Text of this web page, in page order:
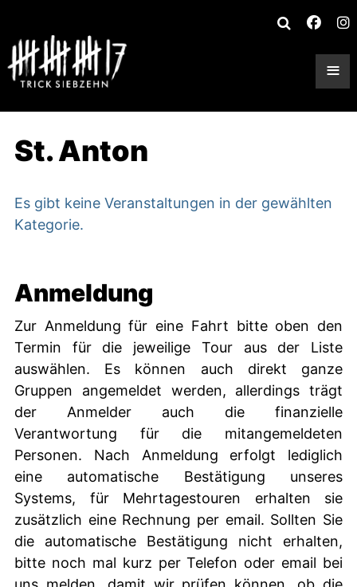
≡
St. Anton
Es gibt keine Veranstaltungen in der gewählten
Kategorie.
Anmeldung
Zur Anmeldung für eine Fahrt bitte oben den
Termin für die jeweilige Tour aus der Liste
auswählen. Es können auch direkt ganze
Gruppen angemeldet werden, allerdings trägt
der Anmelder auch die finanzielle
Verantwortung für die mitangemeldeten
Personen. Nach Anmeldung erfolgt lediglich
eine automatische Bestätigung unseres
Systems, für Mehrtagestouren erhalten sie
zusätzlich eine Rechnung per email. Sollten Sie
die automatische Bestätigung nicht erhalten,
bitte noch mal kurz per Telefon oder email bei